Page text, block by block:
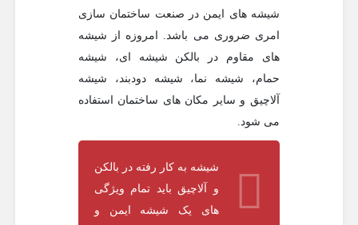
شیشه های ایمن در صنعت ساختمان سازی
امری ضروری می باشد. امروزه از شیشه
های مقاوم در بالکن شیشه ای، شیشه
حمام، شیشه نما، شیشه دودبند، شیشه
آلاچیق و سایر مکان های ساختمان استفاده
می شود.
شیشه به کار رفته در بالکن
و آلاچیق باید تمام ویژگی
های یک شیشه ایمن و